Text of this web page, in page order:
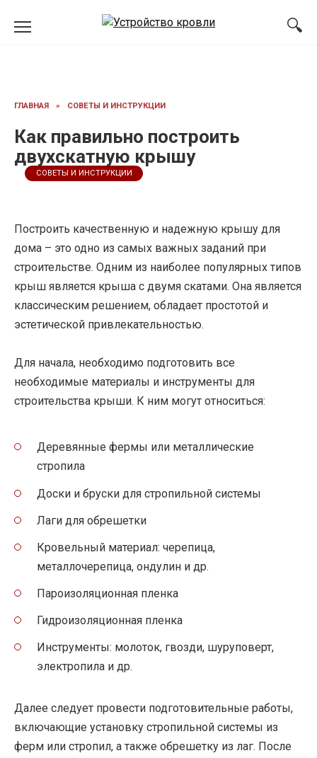
ГЛАВНАЯ » СОВЕТЫ И ИНСТРУКЦИИ
Как правильно построить
двухскатную крышу
СОВЕТЫ И ИНСТРУКЦИИ
Построить качественную и надежную крышу для
дома – это одно из самых важных заданий при
строительстве. Одним из наиболее популярных типов
крыш является крыша с двумя скатами. Она является
классическим решением, обладает простотой и
эстетической привлекательностью.
Для начала, необходимо подготовить все
необходимые материалы и инструменты для
строительства крыши. К ним могут относиться:
Деревянные фермы или металлические
стропила
Доски и бруски для стропильной системы
Лаги для обрешетки
Кровельный материал: черепица,
металлочерепица, ондулин и др.
Пароизоляционная пленка
Гидроизоляционная пленка
Инструменты: молоток, гвозди, шуруповерт,
электропила и др.
Далее следует провести подготовительные работы,
включающие установку стропильной системы из
ферм или стропил, а также обрешетку из лаг. После